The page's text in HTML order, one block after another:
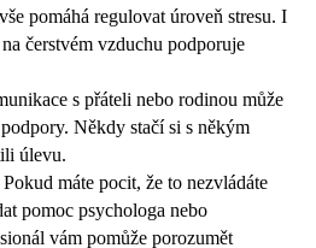
pomáhá regulovat úroveň stresu. I
čerstvém vzduchu podporuje
s přáteli nebo rodinou může
Někdy stačí si s někým
úlevu.
máte pocit, že to nezvládáte
pomoc psychologa nebo
vám pomůže porozumět